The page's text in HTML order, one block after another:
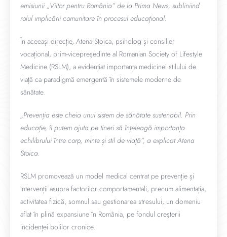
emisiunii „Viitor pentru România” de la Prima News, subliniind
rolul implicării comunitare în procesul educațional.
În aceeași direcție, Atena Stoica, psiholog și consilier
vocațional, prim-vicepreședinte al Romanian Society of Lifestyle
Medicine (RSLM), a evidențiat importanța medicinei stilului de
viață ca paradigmă emergentă în sistemele moderne de
sănătate.
„Prevenția este cheia unui sistem de sănătate sustenabil. Prin
educație, îi putem ajuta pe tineri să înțeleagă importanța
echilibrului între corp, minte și stil de viață”, a explicat Atena
Stoica.
RSLM promovează un model medical centrat pe prevenție și
intervenții asupra factorilor comportamentali, precum alimentația,
activitatea fizică, somnul sau gestionarea stresului, un domeniu
aflat în plină expansiune în România, pe fondul creșterii
incidenței bolilor cronice.